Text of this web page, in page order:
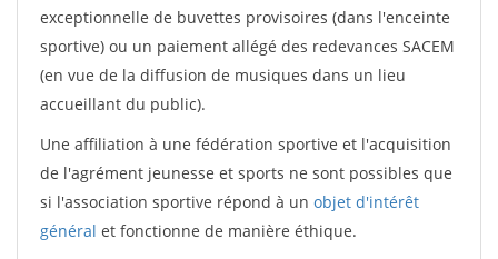
exceptionnelle de buvettes provisoires (dans l'enceinte
sportive) ou un paiement allégé des redevances SACEM
(en vue de la diffusion de musiques dans un lieu
accueillant du public).
Une affiliation à une fédération sportive et l'acquisition
de l'agrément jeunesse et sports ne sont possibles que
si l'association sportive répond à un objet d'intérêt
général et fonctionne de manière éthique.